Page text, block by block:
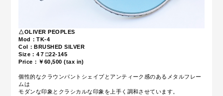
△OLIVER PEOPLES
Mod：TK-4
Col：BRUSHED SILVER
Size： 4７□22-145
Price：￥60,500 (tax in)
個性的なクラウンパントシェイプとアンティーク感のあるメタルフレー
ムは
モダンな印象とクラシカルな印象を上手く調和させています。